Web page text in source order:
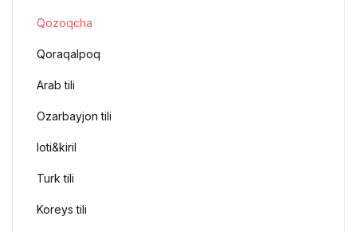
Qozoqcha
Qoraqalpoq
Arab tili
Ozarbayjon tili
loti&kiril
Turk tili
Koreys tili